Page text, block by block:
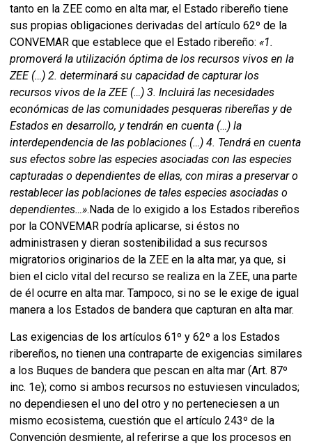
tanto en la ZEE como en alta mar, el Estado ribereño tiene
sus propias obligaciones derivadas del artículo 62º de la
CONVEMAR que establece que el Estado ribereño: «1.
promoverá la utilización óptima de los recursos vivos en la
ZEE (…) 2. determinará su capacidad de capturar los
recursos vivos de la ZEE (…) 3. Incluirá las necesidades
económicas de las comunidades pesqueras ribereñas y de
Estados en desarrollo, y tendrán en cuenta (…) la
interdependencia de las poblaciones (…) 4. Tendrá en cuenta
sus efectos sobre las especies asociadas con las especies
capturadas o dependientes de ellas, con miras a preservar o
restablecer las poblaciones de tales especies asociadas o
dependientes…».Nada de lo exigido a los Estados ribereños
por la CONVEMAR podría aplicarse, si éstos no
administrasen y dieran sostenibilidad a sus recursos
migratorios originarios de la ZEE en la alta mar, ya que, si
bien el ciclo vital del recurso se realiza en la ZEE, una parte
de él ocurre en alta mar. Tampoco, si no se le exige de igual
manera a los Estados de bandera que capturan en alta mar.
Las exigencias de los artículos 61º y 62º a los Estados
ribereños, no tienen una contraparte de exigencias similares
a los Buques de bandera que pescan en alta mar (Art. 87º
inc. 1e); como si ambos recursos no estuviesen vinculados;
no dependiesen el uno del otro y no perteneciesen a un
mismo ecosistema, cuestión que el artículo 243º de la
Convención desmiente, al referirse a que los procesos en